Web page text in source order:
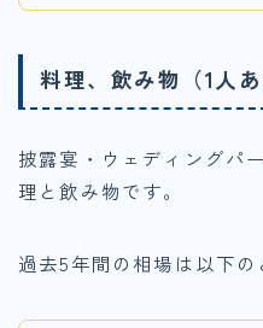
料理、飲み物（1人あ
披露宴・ウェディングパ
理と飲み物です。
過去5年間の相場は以下の